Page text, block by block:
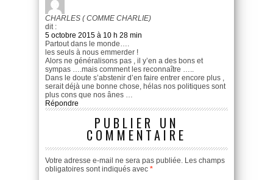
CHARLES ( COMME CHARLIE)
dit :
5 octobre 2015 à 10 h 28 min
Partout dans le monde….
les seuls à nous emmerder !
Alors ne généralisons pas , il y’en a des bons et
sympas ….mais comment les reconnaître …..
Dans le doute s’abstenir d’en faire entrer encore plus ,
serait déjà une bonne chose, hélas nos politiques sont
plus cons que nos ânes …
Répondre
PUBLIER UN
COMMENTAIRE
Votre adresse e-mail ne sera pas publiée. Les champs
obligatoires sont indiqués avec *